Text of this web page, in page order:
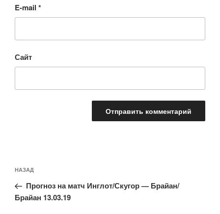
E-mail *
Сайт
по
записям
Предыдущая
запись:
НАЗАД
Прогноз на матч Инглот/Скугор — Брайан/
Брайан 13.03.19